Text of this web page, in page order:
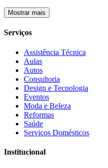
Mostrar mais
Serviços
Assistência Técnica
Aulas
Autos
Consultoria
Design e Tecnologia
Eventos
Moda e Beleza
Reformas
Saúde
Serviços Domésticos
Institucional